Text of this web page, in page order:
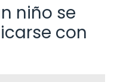
niño se
con